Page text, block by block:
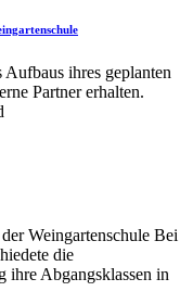
ihres geplanten
Partner erhalten.
Weingartenschule Bei
die
ihre Abgangsklassen in